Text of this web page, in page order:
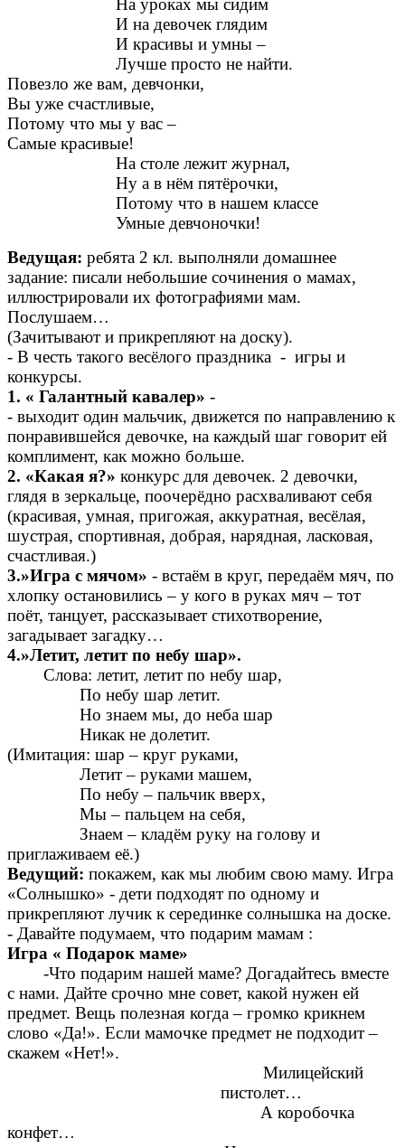
И на девочек глядим
И красивы и умны –
Лучше просто не найти.
Повезло же вам, девчонки,
Вы уже счастливые,
Потому что мы у вас –
Самые красивые!
На столе лежит журнал,
Ну а в нём пятёрочки,
Потому что в нашем классе
Умные девчоночки!
Ведущая: ребята 2 кл. выполняли домашнее
задание: писали небольшие сочинения о мамах,
иллюстрировали их фотографиями мам.
Послушаем…
(Зачитывают и прикрепляют на доску).
- В честь такого весёлого праздника - игры и
конкурсы.
1. « Галантный кавалер» -
- выходит один мальчик, движется по направлению к
понравившейся девочке, на каждый шаг говорит ей
комплимент, как можно больше.
2. «Какая я?» конкурс для девочек. 2 девочки,
глядя в зеркальце, поочерёдно расхваливают себя
(красивая, умная, пригожая, аккуратная, весёлая,
шустрая, спортивная, добрая, нарядная, ласковая,
счастливая.)
3.»Игра с мячом» - встаём в круг, передаём мяч, по
хлопку остановились – у кого в руках мяч – тот
поёт, танцует, рассказывает стихотворение,
загадывает загадку…
4.»Летит, летит по небу шар».
Слова: летит, летит по небу шар,
По небу шар летит.
Но знаем мы, до неба шар
Никак не долетит.
(Имитация: шар – круг руками,
Летит – руками машем,
По небу – пальчик вверх,
Мы – пальцем на себя,
Знаем – кладём руку на голову и
приглаживаем её.)
Ведущий: покажем, как мы любим свою маму. Игра
«Солнышко» - дети подходят по одному и
прикрепляют лучик к серединке солнышка на доске.
- Давайте подумаем, что подарим мамам :
Игра « Подарок маме»
-Что подарим нашей маме? Догадайтесь вместе
с нами. Дайте срочно мне совет, какой нужен ей
предмет. Вещь полезная когда – громко крикнем
слово «Да!». Если мамочке предмет не подходит –
скажем «Нет!».
Милицейский
пистолет…
А коробочка
конфет…